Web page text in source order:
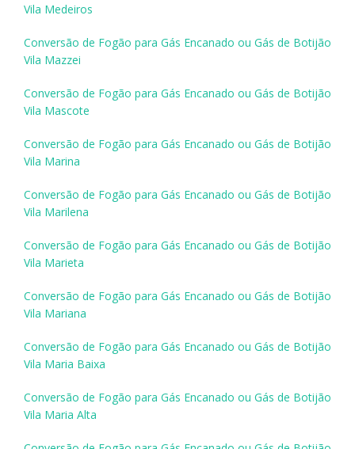
Vila Medeiros
Conversão de Fogão para Gás Encanado ou Gás de Botijão
Vila Mazzei
Conversão de Fogão para Gás Encanado ou Gás de Botijão
Vila Mascote
Conversão de Fogão para Gás Encanado ou Gás de Botijão
Vila Marina
Conversão de Fogão para Gás Encanado ou Gás de Botijão
Vila Marilena
Conversão de Fogão para Gás Encanado ou Gás de Botijão
Vila Marieta
Conversão de Fogão para Gás Encanado ou Gás de Botijão
Vila Mariana
Conversão de Fogão para Gás Encanado ou Gás de Botijão
Vila Maria Baixa
Conversão de Fogão para Gás Encanado ou Gás de Botijão
Vila Maria Alta